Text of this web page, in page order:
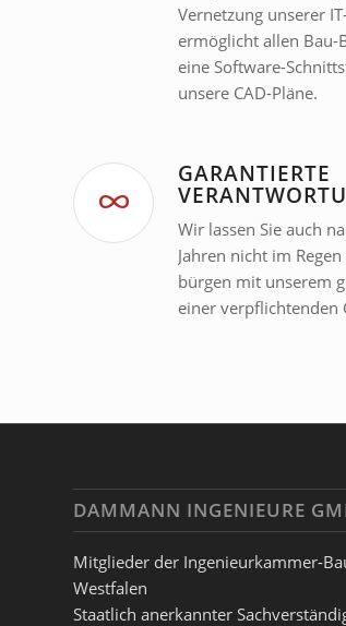
Vernetzung unserer
ermöglicht allen Bau-
eine Software-
unsere CAD-Pläne.
GARANTIERTE
Wir lassen Sie auch
Jahren nicht im
bürgen mit unserem
einer verpflichtenden
DAMMANN INGENIEURE
Mitglieder der Ingenieurkammer-
Westfalen
Staatlich anerkannter